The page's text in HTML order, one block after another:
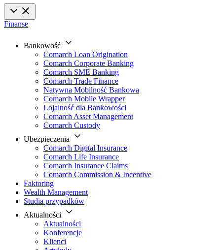
Finanse
Bankowość
Comarch Loan Origination
Comarch Corporate Banking
Comarch SME Banking
Comarch Trade Finance
Natywna Mobilność Bankowa
Comarch Mobile Wrapper
Lojalność dla Bankowości
Comarch Asset Management
Comarch Custody
Ubezpieczenia
Comarch Digital Insurance
Comarch Life Insurance
Comarch Insurance Claims
Comarch Commission & Incentive
Faktoring
Wealth Management
Studia przypadków
Aktualności
Aktualności
Konferencje
Klienci